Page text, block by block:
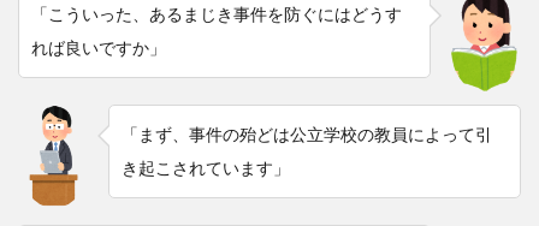
「こういった、あるまじき事件を防ぐにはどうす
れば良いですか」
「まず、事件の殆どは公立学校の教員によって引
き起こされています」